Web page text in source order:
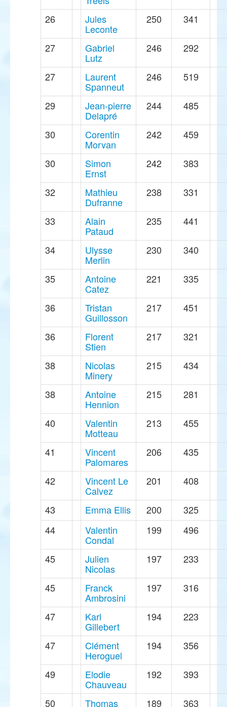
26 Jules
Leconte
250 341
27 Gabriel
Lutz
246 292
27 Laurent
Spanneut
246 519
29 Jean-pierre
Delapré
244 485
30 Corentin
Morvan
242 459
30 Simon
Ernst
242 383
32 Mathieu
Dufranne
238 331
33 Alain
Pataud
235 441
34 Ulysse
Merlin
230 340
35 Antoine
Catez
221 335
36 Tristan
Guillosson
217 451
36 Florent
Stien
217 321
38 Nicolas
Minery
215 434
38 Antoine
Hennion
215 281
40 Valentin
Motteau
213 455
41 Vincent
Palomares
206 435
42 Vincent Le
Calvez
201 408
43 Emma Ellis 200
325
44
Valentin
Condal
199 496
45 Julien
Nicolas
197 233
45 Franck
Ambrosini
197 316
47 Karl
Gillebert
194 223
47 Clément
Heroguel
194 356
49 Elodie
Chauveau
192 393
50 Thomas 189 363